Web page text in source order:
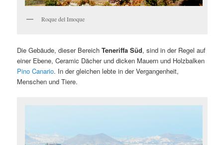
Roque del Imoque
Die Gebäude, dieser BereichTeneriffa Süd, sind in der Regel auf
einer Ebene, Ceramic Dächer und dicken Mauern und Holzbalken
Pino Canario. In der gleichen lebte in der Vergangenheit,
Menschen und Tiere.